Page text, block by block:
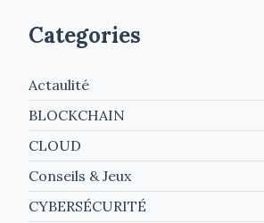
Categories
Actaulité
BLOCKCHAIN
CLOUD
Conseils & Jeux
CYBERSÉCURITÉ